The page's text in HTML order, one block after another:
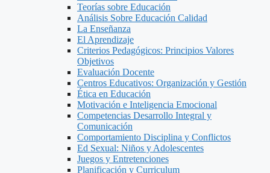
Teorías sobre Educación
Análisis Sobre Educación Calidad
La Enseñanza
El Aprendizaje
Criterios Pedagógicos: Principios Valores
Objetivos
Evaluación Docente
Centros Educativos: Organización y Gestión
Ética en Educación
Motivación e Inteligencia Emocional
Competencias Desarrollo Integral y
Comunicación
Comportamiento Disciplina y Conflictos
Ed Sexual: Niños y Adolescentes
Juegos y Entretenciones
Planificación y Curriculum